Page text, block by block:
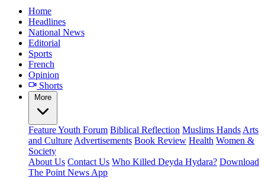
Home
Headlines
National News
Editorial
Sports
French
Opinion
Shorts
More
FeatureYouth Forum Biblical Reflection Muslims Hands Arts
and Culture Advertisements Book Review Health Women &
Society
About Us Contact Us Who Killed Deyda Hydara? Download
The Point News App